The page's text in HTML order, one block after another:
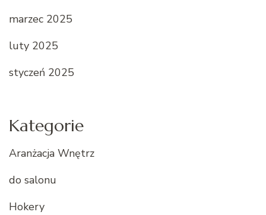
marzec 2025
luty 2025
styczeń 2025
Kategorie
Aranżacja Wnętrz
do salonu
Hokery